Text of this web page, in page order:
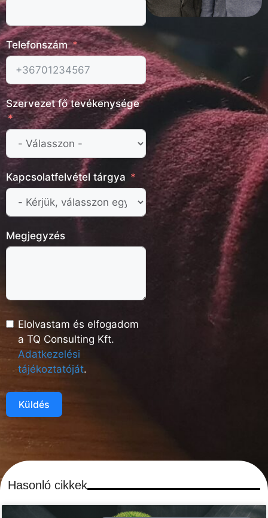
Telefonszám
Szervezet fő tevékenysége
Kapcsolatfelvétel tárgya
Megjegyzés
Elolvastam és elfogadom
a TQ Consulting Kft.
Adatkezelési
tájékoztatóját.
Küldés
Hasonló cikkek